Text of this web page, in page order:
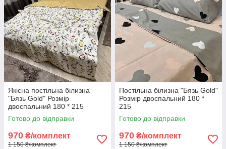
Якісна постільна білизна
"Бязь Gold" Розмір
двоспальний 180 * 215
Готово до відправки
970 ₴/комплект
1 150 ₴/комплект
Постільна білизна "Бязь Gold"
Розмір двоспальний 180 *
215
Готово до відправки
970 ₴/комплект
1 150 ₴/комплект